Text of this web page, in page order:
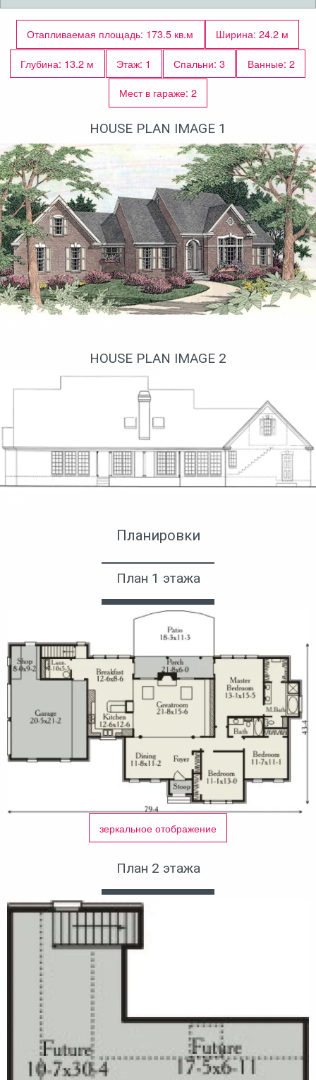
Отапливаемая площадь: 173.5 кв.м
Ширина: 24.2 м
Глубина: 13.2 м
Этаж: 1 Спальни: 3
Ванные: 2
Мест в гараже: 2
HOUSE PLAN IMAGE 1
HOUSE PLAN IMAGE 2
Планировки
План 1 этажа
зеркальное отображение
План 2 этажа